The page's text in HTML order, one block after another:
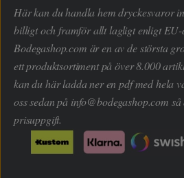
Här kan du handla hem dryckesvaror
billigt och framför allt lagligt enligt EU-
Bodegashop.com är en av de största
ett produktsortiment på över 8.000
kan du här ladda ner en pdf med hela
oss sedan på info@bodegashop.com
prisuppgift.